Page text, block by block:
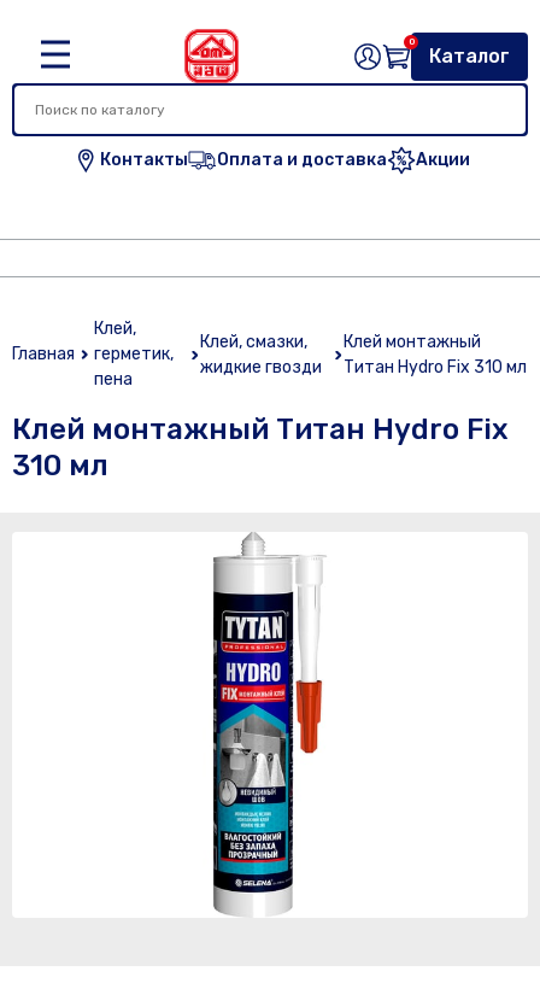
Контакты Оплата и доставка Акции
Каталог
0
Главная
Клей,
герметик,
пена
Клей, смазки,
жидкие гвозди
Клей монтажный
Титан Hydro Fix 310 мл
Клей монтажный Титан Hydro Fix
310 мл